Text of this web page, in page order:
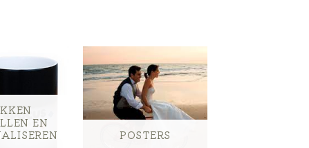
EN
POSTERS